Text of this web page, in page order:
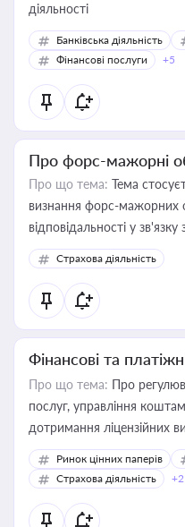
діяльності
Банківська діяльність
Фінансові послуги
+5
Про форс-мажорні
Про що тема: Тема
визнання форс-мажорних
відповідальності у зв'язку
Страхова діяльність
Фінансові та
Про що тема: Про
послуг, управління коштами, приймання платежів та
дотримання ліцензійних
Ринок цінних паперів
Страхова діяльність
+2